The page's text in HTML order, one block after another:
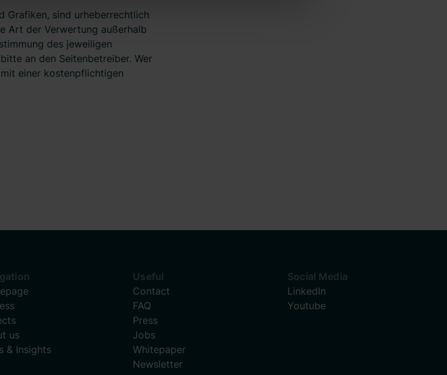
Grafiken, sind urheberrechtlich
Art der Verwertung außerhalb
des jeweiligen
an den Seitenbetreiber. Wer
einer kostenpflichtigen
us
& Insights
Useful
Contact
FAQ
Press
Jobs
Whitepaper
Newsletter
Social Media
LinkedIn
Youtube